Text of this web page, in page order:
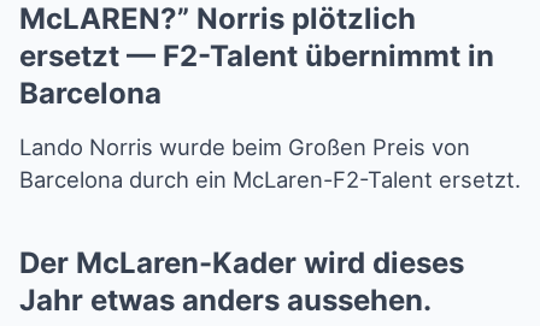
McLAREN?” Norris plötzlich
ersetzt — F2-Talent übernimmt in
Barcelona
Lando Norris wurde beim Großen Preis von
Barcelona durch ein McLaren-F2-Talent ersetzt.
Der McLaren-Kader wird dieses
Jahr etwas anders aussehen.